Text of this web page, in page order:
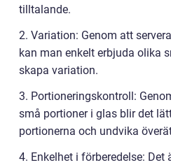
tilltalande.
2. Variation: Genom att
kan man enkelt erbjuda olika
skapa variation.
3. Portioneringskontroll:
små portioner i glas blir det
portionerna och undvika
4. Enkelhet i förberedelse: